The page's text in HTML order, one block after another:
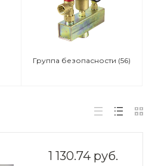
Группа безопасности (56)
1 130.74 руб.